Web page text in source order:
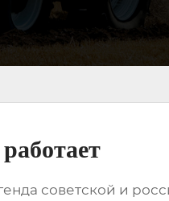
советской и